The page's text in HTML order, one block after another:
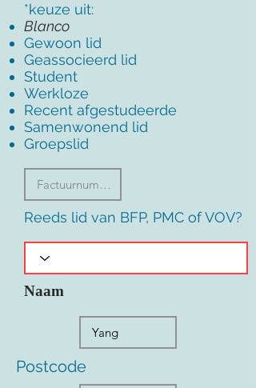
*keuze uit:
Blanco
Gewoon lid
Geassocieerd lid
Student
Werkloze
Recent afgestudeerde
Samenwonend lid
Groepslid
Reeds lid van BFP, PMC of VOV?
Naam
Postcode